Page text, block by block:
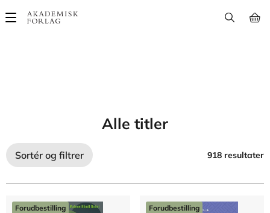
Main
Alle titler
Sortér og filtrer 918 resultater
Forudbestilling Forudbestilling